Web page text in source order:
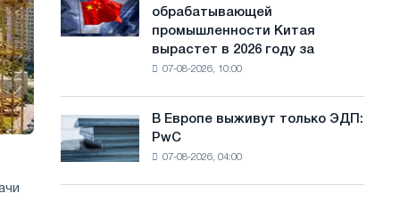
работе
при
на
сталь
обрабатывающей
вырастет
в
году
обрабатывающей
промышленности Китая
вырастет в 2026 году за
07-08-2026, 10:00
Европе
выживут
В Европе выживут только ЭДП:
PwC
07-08-2026, 04:00